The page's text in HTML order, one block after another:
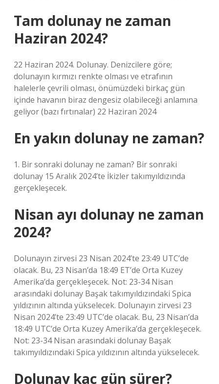
Tam dolunay ne zaman
Haziran 2024?
22 Haziran 2024. Dolunay. Denizcilere göre;
dolunayın kırmızı renkte olması ve etrafının
halelerle çevrili olması, önümüzdeki birkaç gün
içinde havanın biraz dengesiz olabileceği anlamına
geliyor (bazı fırtınalar) 22 Haziran 2024
En yakın dolunay ne zaman?
1. Bir sonraki dolunay ne zaman? Bir sonraki
dolunay 15 Aralık 2024’te İkizler takımyıldızında
gerçekleşecek.
Nisan ayı dolunay ne zaman
2024?
Dolunayın zirvesi 23 Nisan 2024’te 23:49 UTC’de
olacak. Bu, 23 Nisan’da 18:49 ET’de Orta Kuzey
Amerika’da gerçekleşecek. Not: 23-34 Nisan
arasındaki dolunay Başak takımyıldızındaki Spica
yıldızının altında yükselecek. Dolunayın zirvesi 23
Nisan 2024’te 23:49 UTC’de olacak. Bu, 23 Nisan’da
18:49 UTC’de Orta Kuzey Amerika’da gerçekleşecek.
Not: 23-34 Nisan arasındaki dolunay Başak
takımyıldızındaki Spica yıldızının altında yükselecek.
Dolunay kaç gün sürer?